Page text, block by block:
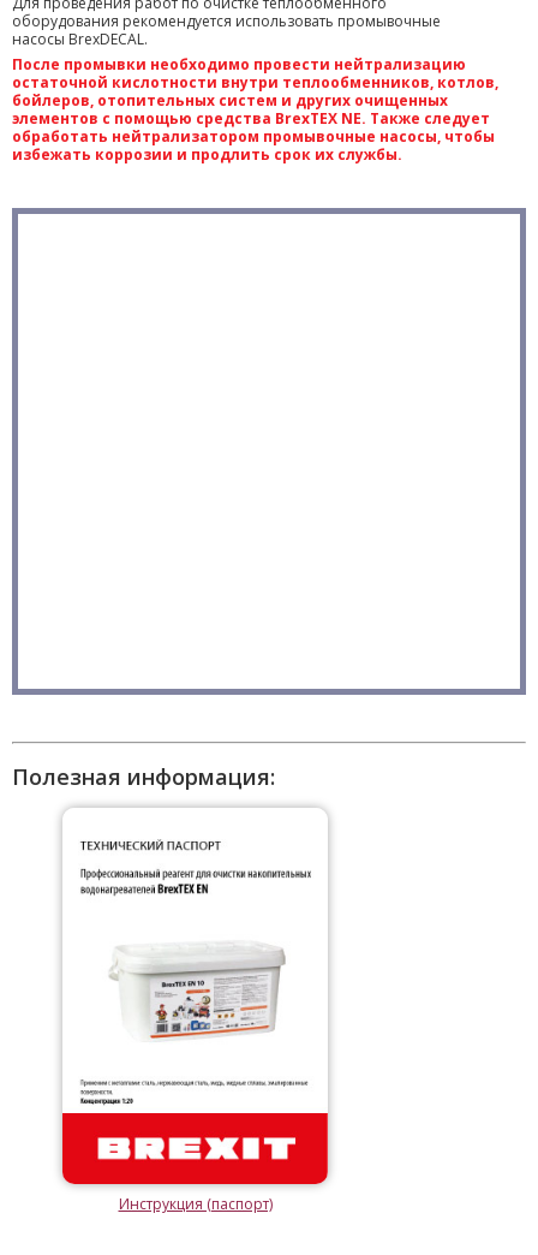
оборудования рекомендуется использовать промывочные
насосы BrexDECAL.
После промывки необходимо провести нейтрализацию
остаточной кислотности внутри теплообменников, котлов,
бойлеров, отопительных систем и других очищенных
элементов с помощью средства BrexTEX NE. Также следует
обработать нейтрализатором промывочные насосы, чтобы
избежать коррозии и продлить срок их службы.
Полезная информация:
Инструкция (паспорт)